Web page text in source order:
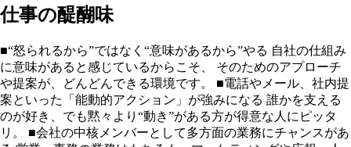
仕事の醍醐味
■“怒られるから”ではなく“意味があるから”やる 自社の仕組み
に意味があると感じているからこそ、 そのためのアプローチ
や提案が、どんどんできる環境です。 ■電話やメール、社内提
案といった「能動的アクション」が強みになる 誰かを支える
のが好き、でも黙々より“動き”がある方が得意な人にピッタ
リ。 ■会社の中核メンバーとして多方面の業務にチャンスがあ